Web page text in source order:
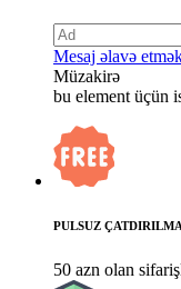
Mesaj əlavə
Müzakirə
bu element üçün
PULSUZ ÇATDIRILMA
50 azn olan